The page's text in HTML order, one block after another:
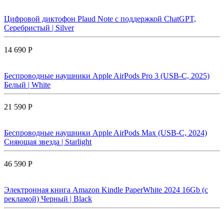
Цифровой диктофон Plaud Note с поддержкой ChatGPT,
Серебристый | Silver
14 690 Р
Беспроводные наушники Apple AirPods Pro 3 (USB-C, 2025)
Белый | White
21 590 Р
Беспроводные наушники Apple AirPods Max (USB-C, 2024)
Сияющая звезда | Starlight
46 590 Р
Электронная книга Amazon Kindle PaperWhite 2024 16Gb (с
рекламой) Черный | Black